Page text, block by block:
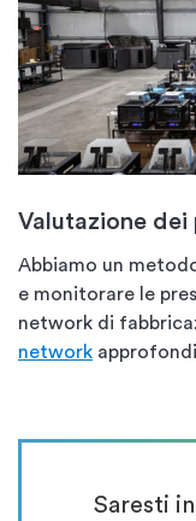
Valutazione
Abbiamo un
e monitorare le
network di
network
Saresti